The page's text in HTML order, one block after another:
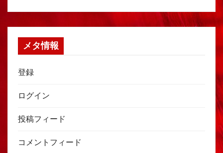
メタ情報
登録
ログイン
投稿フィード
コメントフィード